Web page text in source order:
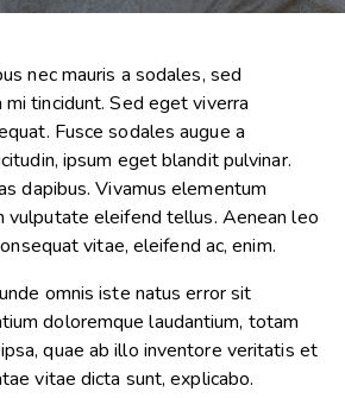
nec mauris a sodales, sed
tincidunt. Sed eget viverra
Fusce sodales augue a
ipsum eget blandit pulvinar.
dapibus. Vivamus elementum
vulputate eleifend tellus. Aenean leo
vitae, eleifend ac, enim.
omnis iste natus error sit
doloremque laudantium, totam
quae ab illo inventore veritatis et
vitae dicta sunt, explicabo.